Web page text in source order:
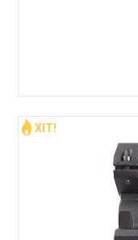
ХІТ!